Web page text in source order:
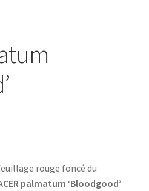
rouge foncé du
palmatum ‘Bloodgood’